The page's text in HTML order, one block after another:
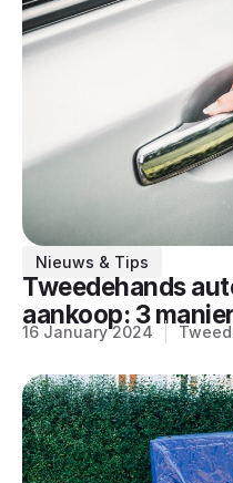
Nieuws & Tips
Tweedehands
aankoop: 3
16 January 2024